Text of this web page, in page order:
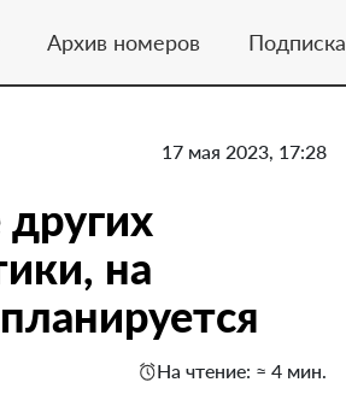
Архив номеров Подписка
17 мая 2023, 17:28
на
На чтение: ≈ 4 мин.